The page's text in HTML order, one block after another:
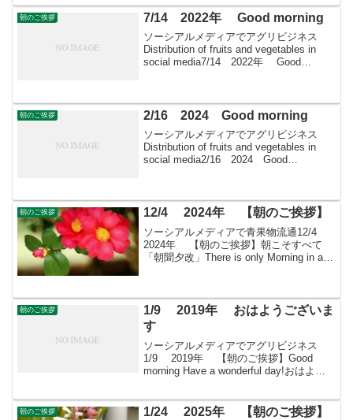
朝のご挨拶 7/14 2022年 Good morning
ソーシアルメディアでアグリビジネス
Distribution of fruits and vegetables in
social media7/14 2022年 Good
朝のご挨拶 2/16 2024 Good morning
ソーシアルメディアでアグリビジネス
Distribution of fruits and vegetables in
social media2/16 2024 Good
朝のご挨拶 12/4 2024年 【朝のご挨拶】
ソーシアルメディアで青果物流通12/4
2024年 【朝のご挨拶】朝こそすべて
「朝聞夕改」There is only Morning in all
朝のご挨拶
1/9 2019年 おはようございま
す
ソーシアルメディアでアグリビジネス
1/9 2019年 【朝のご挨拶】Good
morning Have a wonderful day!おはよう
はとともに・・・＊ ...
朝のご挨拶 1/24 2025年 【朝のご挨拶】